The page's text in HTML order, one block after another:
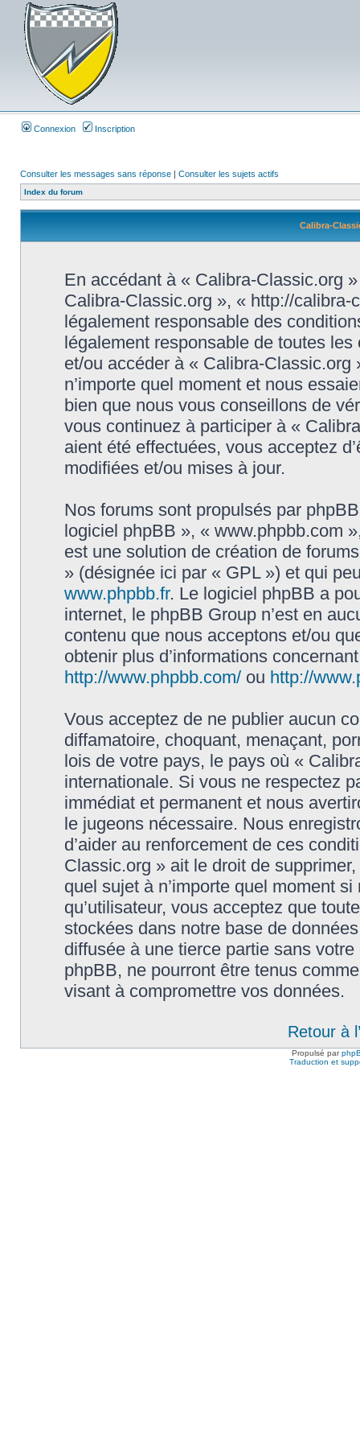
Connexion Inscription
Consulter les messages sans réponse | Consulter les sujets actifs
Index du forum
Calibra-
En accédant à « Calibra-Classic.org
Calibra-Classic.org », « http://calibra-
légalement responsable des
légalement responsable de toutes
et/ou accéder à « Calibra-
n’importe quel moment et nous
bien que nous vous conseillons de
vous continuez à participer à «
aient été effectuées, vous acceptez
modifiées et/ou mises à jour.
Nos forums sont propulsés par
logiciel phpBB », « www.phpbb.com
est une solution de création de
» (désignée ici par « GPL ») et qui
www.phpbb.fr. Le logiciel phpBB a
internet, le phpBB Group n’est en
contenu que nous acceptons et/ou
obtenir plus d’informations
http://www.phpbb.com/ ou http://
Vous acceptez de ne publier aucun
diffamatoire, choquant, menaçant,
lois de votre pays, le pays où «
internationale. Si vous ne respectez
immédiat et permanent et nous
le jugeons nécessaire. Nous
d’aider au renforcement de ces
Classic.org » ait le droit de
quel sujet à n’importe quel moment
qu’utilisateur, vous acceptez que
stockées dans notre base de
diffusée à une tierce partie sans
phpBB, ne pourront être tenus
visant à compromettre vos données.
Retour à
Propulsé par
Traduction et